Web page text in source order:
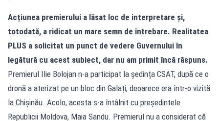
Acțiunea premierului a lăsat loc de interpretare și,
totodată, a ridicat un mare semn de întrebare. Realitatea
PLUS a solicitat un punct de vedere Guvernului în
legătură cu acest subiect, dar nu am primit încă răspuns.
Premierul Ilie Bolojan n-a participat la ședința CSAT, după ce o
dronă a aterizat pe un bloc din Galați, deoarece era într-o vizită
la Chișinău. Acolo, acesta s-a întâlnit cu președintele
Republicii Moldova, Maia Sandu. Premierul nu a considerat că